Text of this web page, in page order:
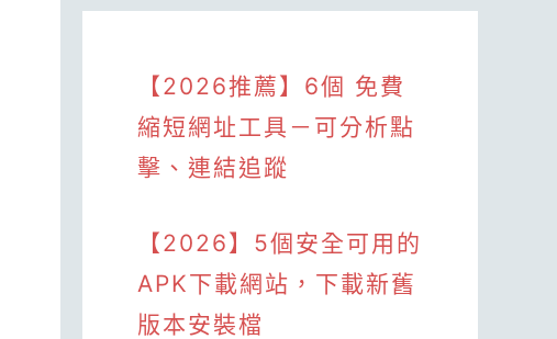
【2026推薦】6個 免費
縮短網址工具－可分析點
擊、連結追蹤
【2026】5個安全可用的
APK下載網站，下載新舊
版本安裝檔